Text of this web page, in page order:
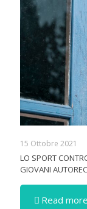
15 Ottobre 2021
LO SPORT
GIOVANI
Read more